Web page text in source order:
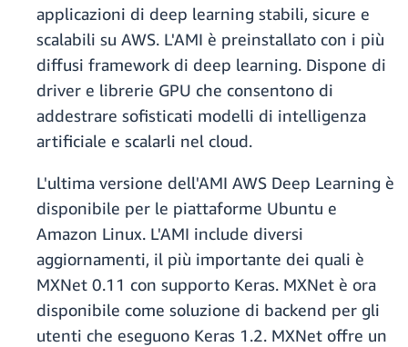
applicazioni di deep learning stabili, sicure e
scalabili su AWS. L'AMI è preinstallato con i più
diffusi framework di deep learning. Dispone di
driver e librerie GPU che consentono di
addestrare sofisticati modelli di intelligenza
artificiale e scalarli nel cloud.
L'ultima versione dell'AMI AWS Deep Learning è
disponibile per le piattaforme Ubuntu e
Amazon Linux. L'AMI include diversi
aggiornamenti, il più importante dei quali è
MXNet 0.11 con supporto Keras. MXNet è ora
disponibile come soluzione di backend per gli
utenti che eseguono Keras 1.2. MXNet offre un